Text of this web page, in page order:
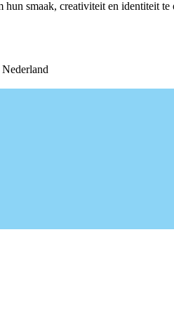
hun smaak, creativiteit en identiteit